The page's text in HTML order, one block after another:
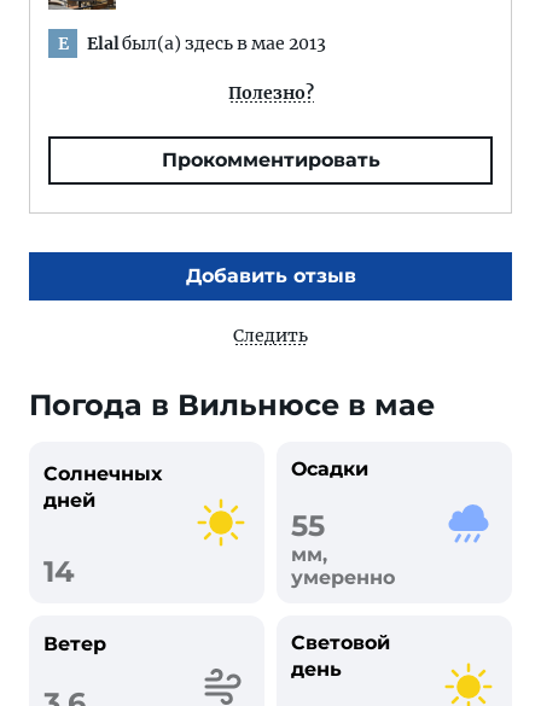
E Elalбыл(а) здесь в мае 2013
Полезно?
Прокомментировать
Добавить отзыв
Следить
Погода в Вильнюсе в мае
Солнечных
дней
14
Осадки
55
мм,
умеренно
Ветер
Световой
день